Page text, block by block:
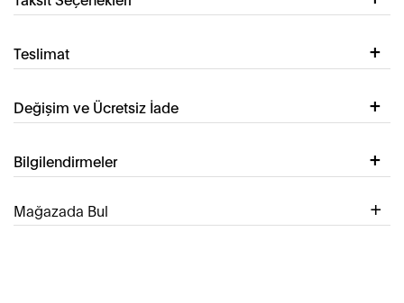
Teslimat
Değişim ve Ücretsiz İade
Bilgilendirmeler
Mağazada Bul